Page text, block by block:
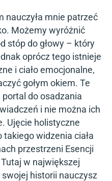
nauczyła mnie patrzeć
Możemy wyróżnić
stóp do głowy – który
oprócz tego istnieje
i ciało emocjonalne,
gołym okiem. Te
do osadzania
i nie można ich
Ujęcie holistyczne
widzenia ciała
przestrzeni Esencji
w największej
swojej historii nauczysz